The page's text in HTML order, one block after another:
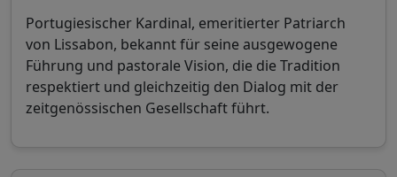
Portugiesischer Kardinal, emeritierter Patriarch
von Lissabon, bekannt für seine ausgewogene
Führung und pastorale Vision, die die Tradition
respektiert und gleichzeitig den Dialog mit der
zeitgenössischen Gesellschaft führt.